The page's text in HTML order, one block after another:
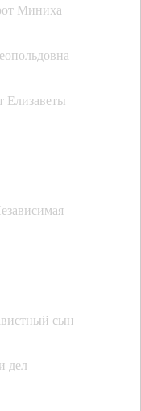
Миниха
Елизаветы
сын
дел